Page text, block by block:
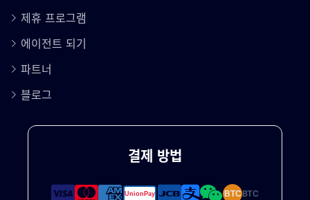
제휴 프로그램
에이전트 되기
파트너
블로그
결제 방법
BTCBTC